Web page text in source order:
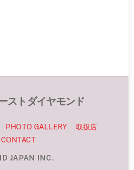
ストダイヤモンド
PHOTO GALLERY
取扱店
CONTACT
JAPAN INC.